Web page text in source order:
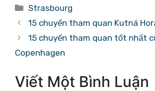
Danh
mục
Strasbourg
15 chuyến tham quan Kutná
15 chuyến tham quan tốt nhất
Copenhagen
Viết Một Bình Luận